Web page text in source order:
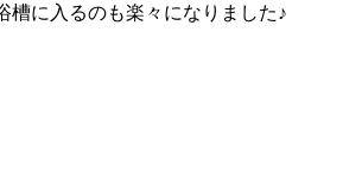
槽に入るのも楽々になりました♪